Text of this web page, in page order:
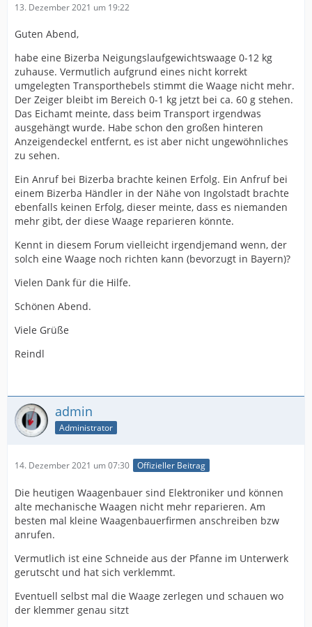
13. Dezember 2021 um 19:22
Guten Abend,
habe eine Bizerba Neigungslaufgewichtswaage 0-12 kg
zuhause. Vermutlich aufgrund eines nicht korrekt
umgelegten Transporthebels stimmt die Waage nicht mehr.
Der Zeiger bleibt im Bereich 0-1 kg jetzt bei ca. 60 g stehen.
Das Eichamt meinte, dass beim Transport irgendwas
ausgehängt wurde. Habe schon den großen hinteren
Anzeigendeckel entfernt, es ist aber nicht ungewöhnliches
zu sehen.
Ein Anruf bei Bizerba brachte keinen Erfolg. Ein Anfruf bei
einem Bizerba Händler in der Nähe von Ingolstadt brachte
ebenfalls keinen Erfolg, dieser meinte, dass es niemanden
mehr gibt, der diese Waage reparieren könnte.
Kennt in diesem Forum vielleicht irgendjemand wenn, der
solch eine Waage noch richten kann (bevorzugt in Bayern)?
Vielen Dank für die Hilfe.
Schönen Abend.
Viele Grüße
Reindl
admin
Administrator
14. Dezember 2021 um 07:30 Offizieller Beitrag
Die heutigen Waagenbauer sind Elektroniker und können
alte mechanische Waagen nicht mehr reparieren. Am
besten mal kleine Waagenbauerfirmen anschreiben bzw
anrufen.
Vermutlich ist eine Schneide aus der Pfanne im Unterwerk
gerutscht und hat sich verklemmt.
Eventuell selbst mal die Waage zerlegen und schauen wo
der klemmer genau sitzt